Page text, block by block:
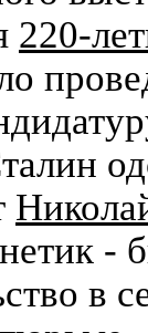
220-
-
в